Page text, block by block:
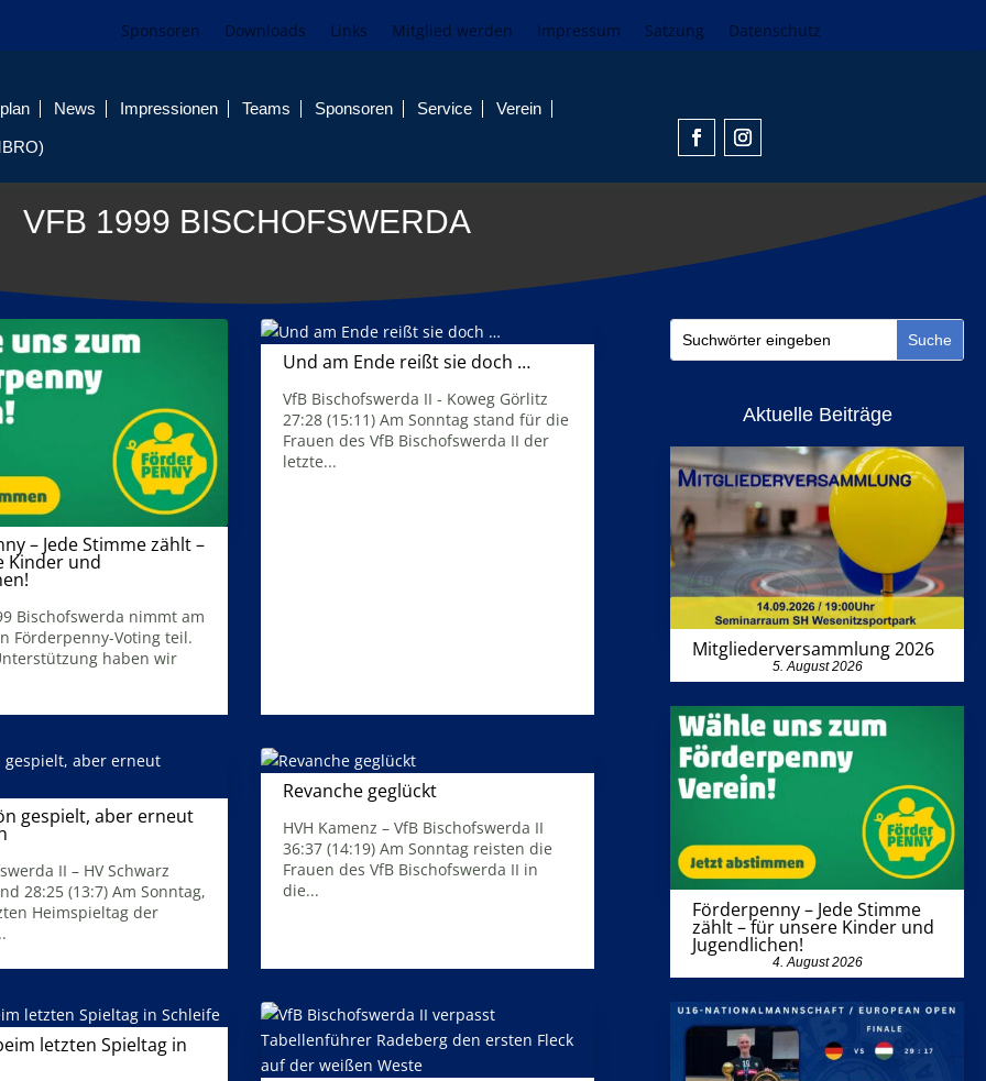
Sponsoren Downloads Links Mitglied werden Impressum Satzung Datenschutz
News Impressionen Teams Sponsoren Service Verein
VFB 1999 BISCHOFSWERDA
– Jede Stimme zählt –
Kinder und
Bischofswerda nimmt am
Förderpenny-Voting teil.
haben wir
Und am Ende reißt sie doch …
VfB Bischofswerda II - Koweg Görlitz
27:28 (15:11) Am Sonntag stand für die
Frauen des VfB Bischofswerda II der
letzte...
gespielt, aber erneut
II – HV Schwarz
28:25 (13:7) Am Sonntag,
Heimspieltag der
Revanche geglückt
HVH Kamenz – VfB Bischofswerda II
36:37 (14:19) Am Sonntag reisten die
Frauen des VfB Bischofswerda II in
die...
letzten Spieltag in
Aktuelle Beiträge
Mitgliederversammlung 2026
5. August 2026
Förderpenny – Jede Stimme
zählt – für unsere Kinder und
Jugendlichen!
4. August 2026